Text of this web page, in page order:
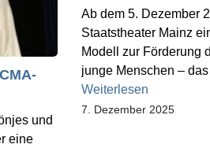
Ab dem 5. Dezember
Staatstheater Mainz
Modell zur Förderung
junge Menschen – das
Weiterlesen
7. Dezember 2025
und
eine